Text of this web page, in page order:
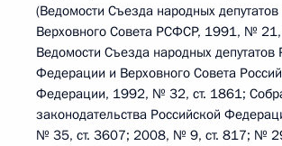
(Ведомости Съезда народных
Верховного Совета РСФСР, 1991, № 21,
Ведомости Съезда народных депутатов
Федерации и Верховного Совета
Федерации, 1992, № 32, ст. 1861;
законодательства Российской
№ 35, ст. 3607; 2008, № 9, ст. 817; №